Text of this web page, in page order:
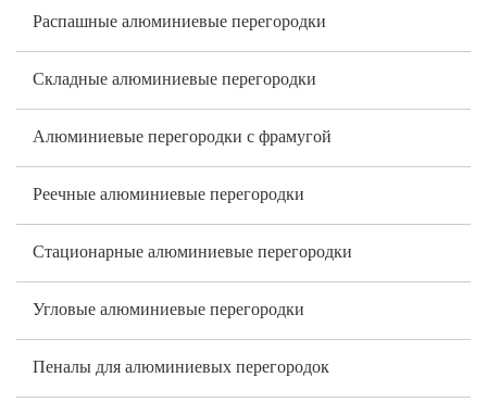
Распашные алюминиевые перегородки
Складные алюминиевые перегородки
Алюминиевые перегородки с фрамугой
Реечные алюминиевые перегородки
Стационарные алюминиевые перегородки
Угловые алюминиевые перегородки
Пеналы для алюминиевых перегородок